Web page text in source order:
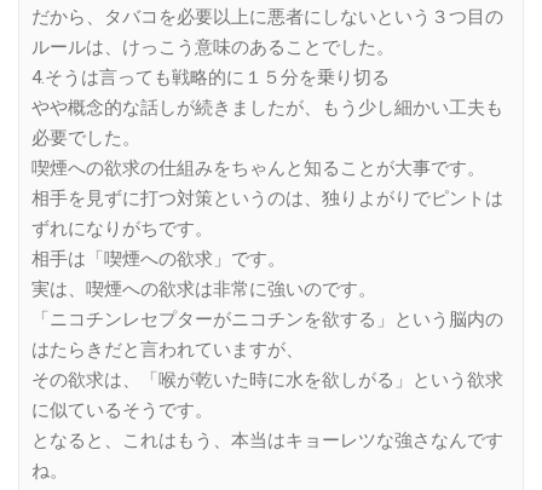
だから、タバコを必要以上に悪者にしないという３つ目の
ルールは、けっこう意味のあることでした。
4.そうは言っても戦略的に１５分を乗り切る
やや概念的な話しが続きましたが、もう少し細かい工夫も
必要でした。
喫煙への欲求の仕組みをちゃんと知ることが大事です。
相手を見ずに打つ対策というのは、独りよがりでピントは
ずれになりがちです。
相手は「喫煙への欲求」です。
実は、喫煙への欲求は非常に強いのです。
「ニコチンレセプターがニコチンを欲する」という脳内の
はたらきだと言われていますが、
その欲求は、「喉が乾いた時に水を欲しがる」という欲求
に似ているそうです。
となると、これはもう、本当はキョーレツな強さなんです
ね。